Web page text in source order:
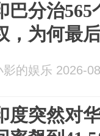
巴分治
，为何最
影的娱乐 2026-
度突然对